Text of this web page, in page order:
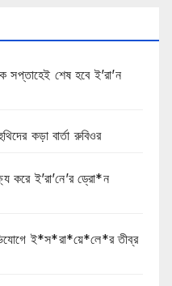
সপ্তাহেই শেষ হবে ই’রা’ন
কড়া বার্তা রুবিওর
করে ই’রা’নে’র ড্রো*ন
ই*স*রা*য়ে*লে*র তীব্র